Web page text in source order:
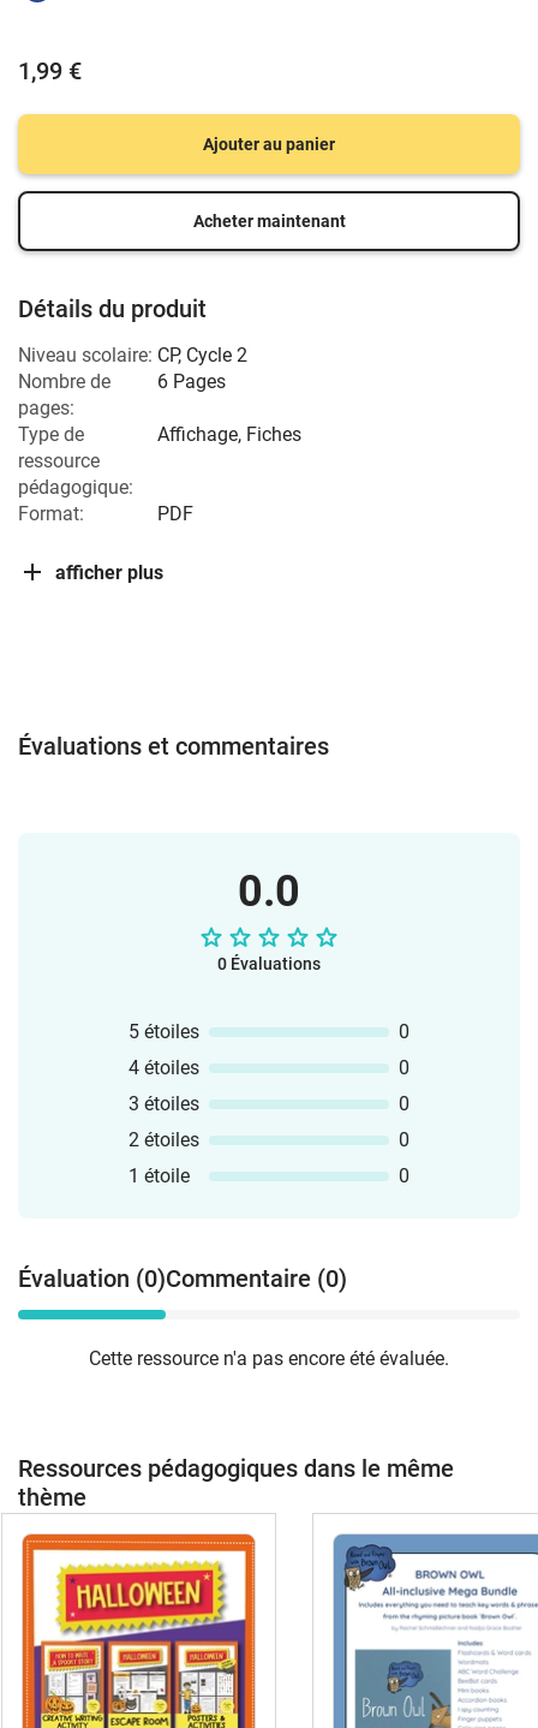
1,99 €
Ajouter au panier
Acheter maintenant
Détails du produit
Niveau scolaire: CP, Cycle 2
Nombre de
pages:
6 Pages
Type de
ressource
pédagogique:
Affichage, Fiches
Format: PDF
afficher plus
Évaluations et commentaires
0.0
0 Évaluations
5 étoiles
0
4 étoiles
0
3 étoiles
0
2 étoiles
0
1 étoile
0
Évaluation (0)Commentaire (0)
Cette ressource n'a pas encore été évaluée.
Ressources pédagogiques dans le même
thème